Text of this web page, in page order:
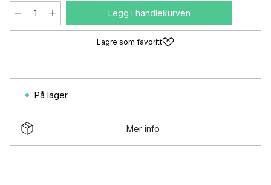
Legg i handlekurven
Lagre som favoritt
På lager
Mer info